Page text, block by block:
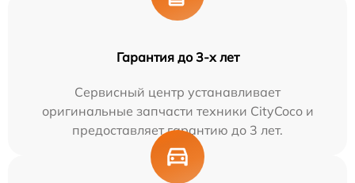
Гарантия до 3-х лет
Сервисный центр устанавливает
оригинальные запчасти техники CityCoco и
предоставляет гарантию до 3 лет.